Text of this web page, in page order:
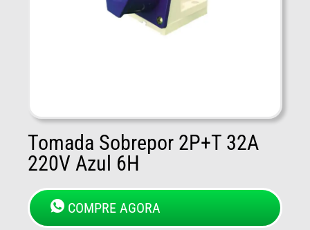
Tomada Sobrepor 2P+T 32A
220V Azul 6H
COMPRE AGORA